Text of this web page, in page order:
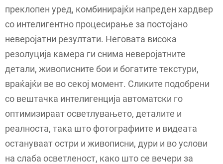
преклопен уред, комбинирајќи напреден хардвер
со интелигентно процесирање за постојано
неверојатни резултати. Неговата висока
резолуција камера ги снима неверојатните
детали, живописните бои и богатите текстури,
враќајќи ве во секој момент. Сликите подобрени
со вештачка интелигенција автоматски го
оптимизираат осветлувањето, деталите и
реалноста, така што фотографиите и видеата
остануваат остри и живописни, дури и во услови
на слаба осветленост, како што се вечери за